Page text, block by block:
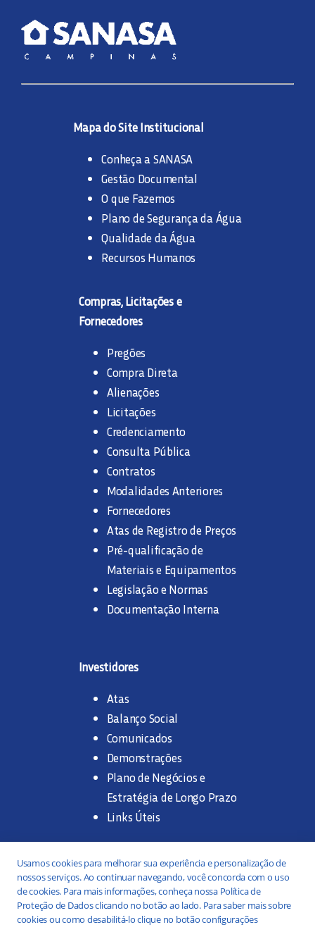
Mapa do Site Institucional
Conheça a SANASA
Gestão Documental
O que Fazemos
Plano de Segurança da Água
Qualidade da Água
Recursos Humanos
Compras, Licitações e
Fornecedores
Pregões
Compra Direta
Alienações
Licitações
Credenciamento
Consulta Pública
Contratos
Modalidades Anteriores
Fornecedores
Atas de Registro de Preços
Pré-qualificação de
Materiais e Equipamentos
Legislação e Normas
Documentação Interna
Investidores
Atas
Balanço Social
Comunicados
Demonstrações
Plano de Negócios e
Estratégia de Longo Prazo
Links Úteis
Trabalhe na SANASA
Concurso Público
Estágio
Usamos cookies para melhorar sua experiência e personalização de
nossos serviços. Ao continuar navegando, você concorda com o uso
de cookies. Para mais informações, conheça nossa Política de
Proteção de Dados clicando no botão ao lado. Para saber mais sobre
cookies ou como desabilitá-lo clique no botão configurações